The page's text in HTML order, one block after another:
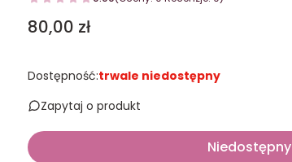
Cena
80,00 zł
Dostępność:trwale niedostępny
Zapytaj o produkt
Niedostępny